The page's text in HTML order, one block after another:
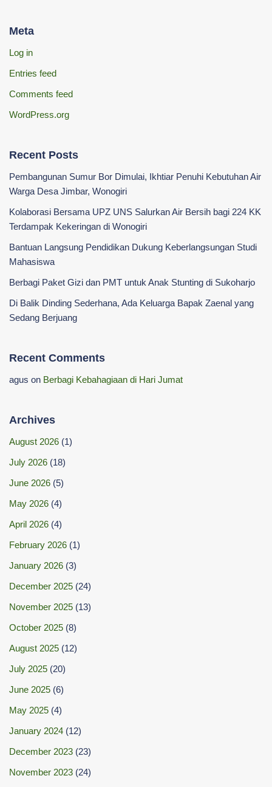
Meta
Log in
Entries feed
Comments feed
WordPress.org
Recent Posts
Pembangunan Sumur Bor Dimulai, Ikhtiar Penuhi Kebutuhan Air
Warga Desa Jimbar, Wonogiri
Kolaborasi Bersama UPZ UNS Salurkan Air Bersih bagi 224 KK
Terdampak Kekeringan di Wonogiri
‎Bantuan Langsung Pendidikan Dukung Keberlangsungan Studi
Mahasiswa ‎
Berbagi Paket Gizi dan PMT untuk Anak Stunting di Sukoharjo
Di Balik Dinding Sederhana, Ada Keluarga Bapak Zaenal yang
Sedang Berjuang
Recent Comments
agus on Berbagi Kebahagiaan di Hari Jumat
Archives
August 2026 (1)
July 2026 (18)
June 2026 (5)
May 2026 (4)
April 2026 (4)
February 2026 (1)
January 2026 (3)
December 2025 (24)
November 2025 (13)
October 2025 (8)
August 2025 (12)
July 2025 (20)
June 2025 (6)
May 2025 (4)
January 2024 (12)
December 2023 (23)
November 2023 (24)